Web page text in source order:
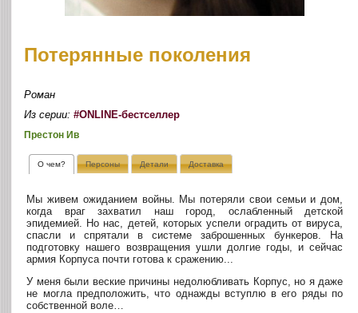
Потерянные поколения
Роман
Из серии:#ONLINE-бестселлер
Престон Ив
О чем? Персоны Детали Доставка
Мы живем ожиданием войны. Мы потеряли свои семьи и дом,
когда враг захватил наш город, ослабленный детской
эпидемией. Но нас, детей, которых успели оградить от вируса,
спасли и спрятали в системе заброшенных бункеров. На
подготовку нашего возвращения ушли долгие годы, и сейчас
армия Корпуса почти готова к сражению...
У меня были веские причины недолюбливать Корпус, но я даже
не могла предположить, что однажды вступлю в его ряды по
собственной воле…